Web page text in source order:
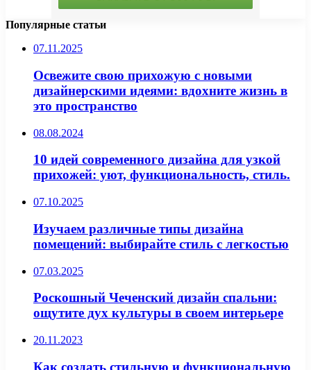
Популярные статьи
07.11.2025
Освежите свою прихожую с новыми
дизайнерскими идеями: вдохните жизнь в
это пространство
08.08.2024
10 идей современного дизайна для узкой
прихожей: уют, функциональность, стиль.
07.10.2025
Изучаем различные типы дизайна
помещений: выбирайте стиль с легкостью
07.03.2025
Роскошный Чеченский дизайн спальни:
ощутите дух культуры в своем интерьере
20.11.2023
Как создать стильную и функциональную